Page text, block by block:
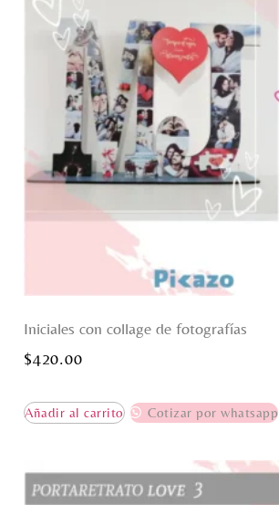
Iniciales con collage de fotografías
$420.00
Añadir al carrito Cotizar por whatsapp